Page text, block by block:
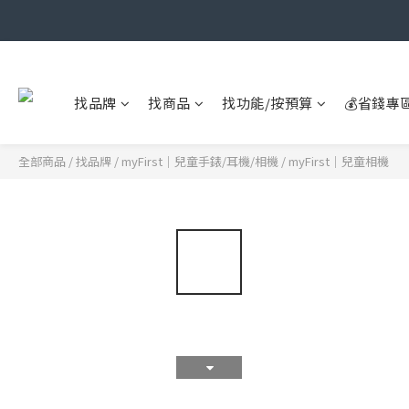
找品牌 找商品 找功能/按預算 💰省錢專
全部商品 /找品牌 / myFirst｜兒童手錶/耳機/相機 / myFirst｜兒童相機